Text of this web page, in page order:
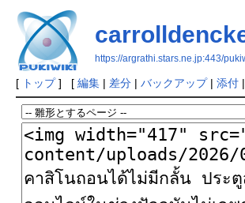
https://argrathi.stars.ne.jp:443/
[ トップ] [ 編集| 差分| バックアップ| 添付|